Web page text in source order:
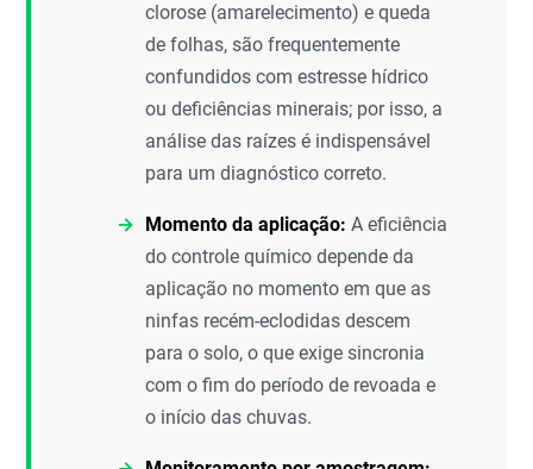
clorose (amarelecimento) e queda
de folhas, são frequentemente
confundidos com estresse hídrico
ou deficiências minerais; por isso, a
análise das raízes é indispensável
para um diagnóstico correto.
Momento da aplicação: A eficiência
do controle químico depende da
aplicação no momento em que as
ninfas recém-eclodidas descem
para o solo, o que exige sincronia
com o fim do período de revoada e
o início das chuvas.